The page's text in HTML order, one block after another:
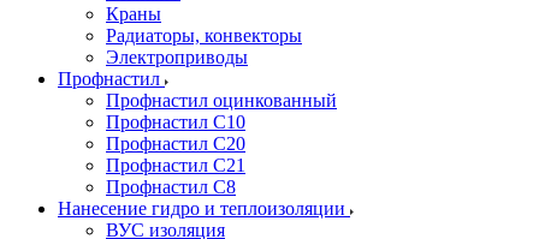
Краны
Радиаторы, конвекторы
Электроприводы
Профнастил
Профнастил оцинкованный
Профнастил С10
Профнастил С20
Профнастил С21
Профнастил С8
Нанесение гидро и теплоизоляции
ВУС изоляция